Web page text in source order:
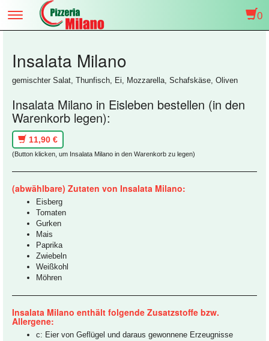
Toggle
navigation
0
Insalata Milano
gemischter Salat, Thunfisch, Ei, Mozzarella, Schafskäse, Oliven
Insalata Milano in Eisleben bestellen (in den
Warenkorb legen):
11,90 €
(Button klicken, um Insalata Milano in den Warenkorb zu legen)
(abwählbare) Zutaten von Insalata Milano:
Eisberg
Tomaten
Gurken
Mais
Paprika
Zwiebeln
Weißkohl
Möhren
Insalata Milano enthält folgende Zusatzstoffe bzw.
Allergene:
c: Eier von Geflügel und daraus gewonnene Erzeugnisse